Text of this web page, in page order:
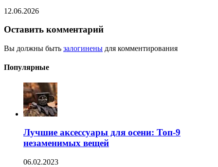
12.06.2026
Оставить комментарий
Вы должны быть залогинены для комментирования
Популярные
Лучшие аксессуары для осени: Топ-9
незаменимых вещей
06.02.2023